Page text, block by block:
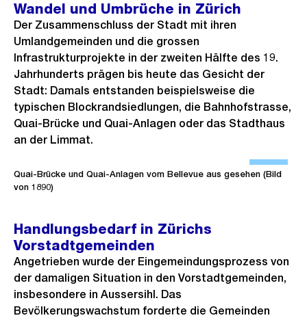
Wandel und Umbrüche in Zürich
Der Zusammenschluss der Stadt mit ihren
Umlandgemeinden und die grossen
Infrastrukturprojekte in der zweiten Hälfte des 19.
Jahrhunderts prägen bis heute das Gesicht der
Stadt: Damals entstanden beispielsweise die
typischen Blockrandsiedlungen, die Bahnhofstrasse,
Quai-Brücke und Quai-Anlagen oder das Stadthaus
an der Limmat.
f
i
l
Quai-Brücke und Quai-Anlagen vom Bellevue aus gesehen (Bild
von 1890)
Handlungsbedarf in Zürichs
Vorstadtgemeinden
Angetrieben wurde der Eingemeindungsprozess von
der damaligen Situation in den Vorstadtgemeinden,
insbesondere in Aussersihl. Das
Bevölkerungswachstum forderte die Gemeinden